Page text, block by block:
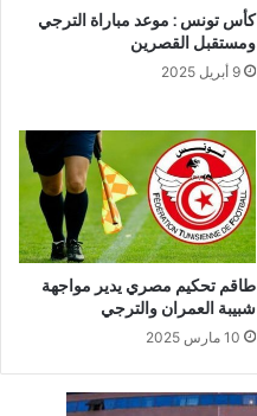
كأس تونس : موعد مباراة الترجي
ومستقبل القصرين
9 أبريل 2025
طاقم تحكيم مصري يدير مواجهة
شبيبة العمران والترجي
10 مارس 2025